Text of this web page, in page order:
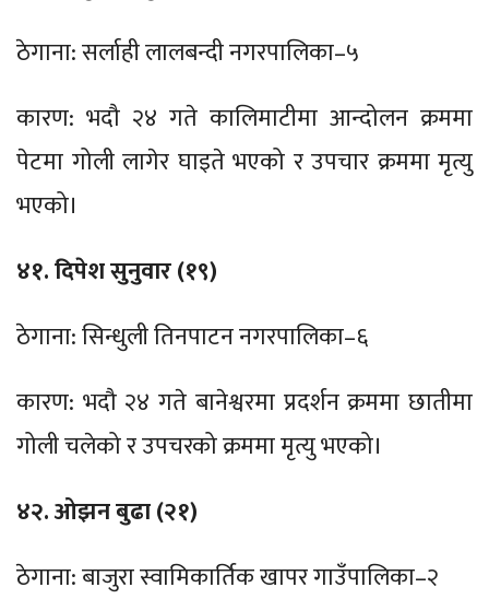
ठेगाना: सर्लाही लालबन्दी नगरपालिका–५
कारण: भदौ २४ गते कालिमाटीमा आन्दोलन क्रममा
पेटमा गोली लागेर घाइते भएको र उपचार क्रममा मृत्यु
भएको।
४१. दिपेश सुनुवार (१९)
ठेगाना: सिन्धुली तिनपाटन नगरपालिका–६
कारण: भदौ २४ गते बानेश्वरमा प्रदर्शन क्रममा छातीमा
गोली चलेको र उपचरको क्रममा मृत्यु भएको।
४२. ओझन बुढा (२१)
ठेगाना: बाजुरा स्वामिकार्तिक खापर गाउँपालिका–२